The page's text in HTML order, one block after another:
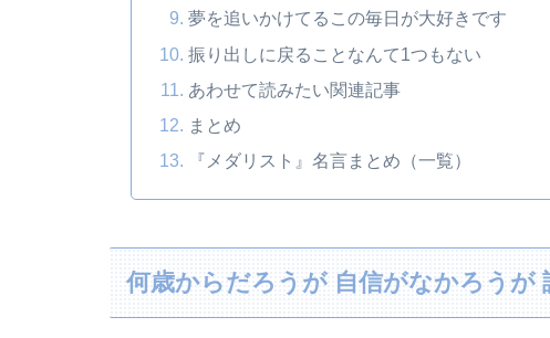
夢を追いかけてるこの毎日が大好きです
振り出しに戻ることなんて1つもない
あわせて読みたい関連記事
まとめ
『メダリスト』名言まとめ（一覧）
何歳からだろうが 自信がなかろうが